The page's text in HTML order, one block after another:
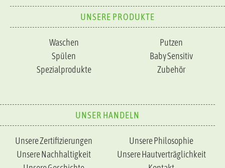
UNSERE PRODUKTE
Waschen
Putzen
Spülen
Baby Sensitiv
Spezialprodukte
Zubehör
UNSER HANDELN
Unsere Zertifizierungen
Unsere Philosophie
Unsere Nachhaltigkeit
Unsere Hautverträglichkeit